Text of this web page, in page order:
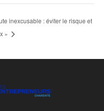
inexcusable : éviter le risque et
»